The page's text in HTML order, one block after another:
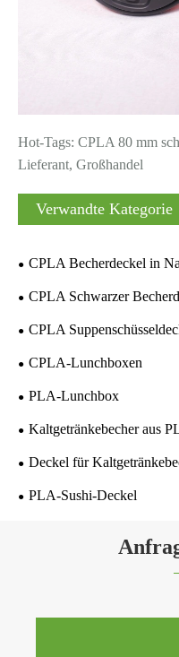
Hot-Tags: CPLA 80 mm
Lieferant, Großhandel
Verwandte Kategorie
CPLA Becherdeckel in
CPLA Schwarzer
CPLA
CPLA-Lunchboxen
PLA-Lunchbox
Kaltgetränkebecher aus
Deckel für
PLA-Sushi-Deckel